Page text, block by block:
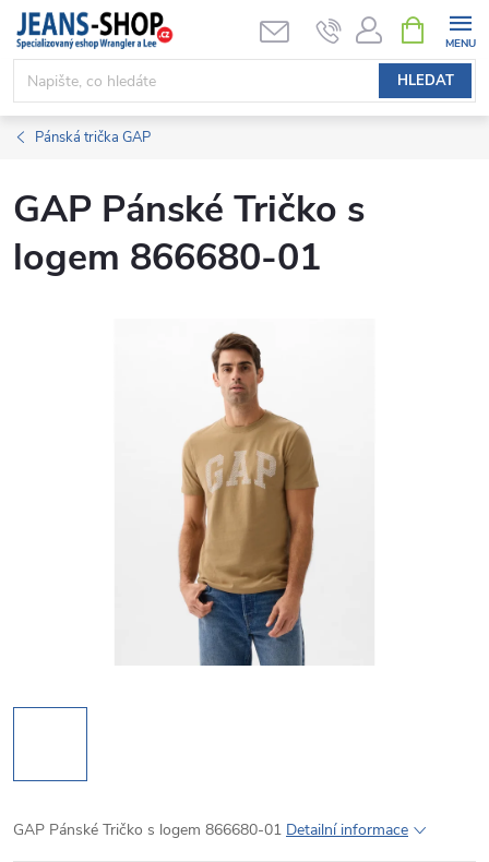
Přejít
obsah
HLEDAT
NÁKUPNÍ
KOŠÍK
Pánská trička GAP
GAP Pánské Tričko s
logem 866680-01
GAP Pánské Tričko s logem 866680-01 Detailní informace